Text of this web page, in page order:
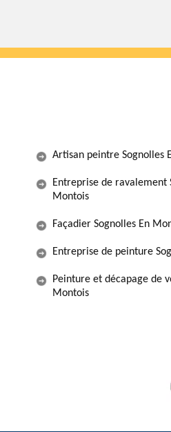
Artisan peintre Sognolles
Entreprise de ravalement
Montois
Façadier Sognolles En
Entreprise de peinture
Peinture et décapage de
Montois